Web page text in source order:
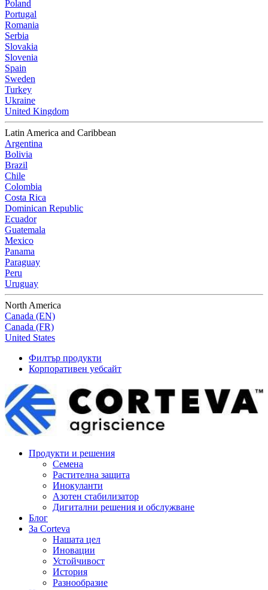
Poland
Portugal
Romania
Serbia
Slovakia
Slovenia
Spain
Sweden
Turkey
Ukraine
United Kingdom
Latin America and Caribbean
Argentina
Bolivia
Brazil
Chile
Colombia
Costa Rica
Dominican Republic
Ecuador
Guatemala
Mexico
Panama
Paraguay
Peru
Uruguay
North America
Canada (EN)
Canada (FR)
United States
Филтър продукти
Корпоративен уебсайт
Продукти и решения
Семена
Растителна защита
Инокуланти
Азотен стабилизатор
Дигитални решения и обслужване
Блог
За Corteva
Нашата цел
Иновации
Устойчивост
История
Разнообразие